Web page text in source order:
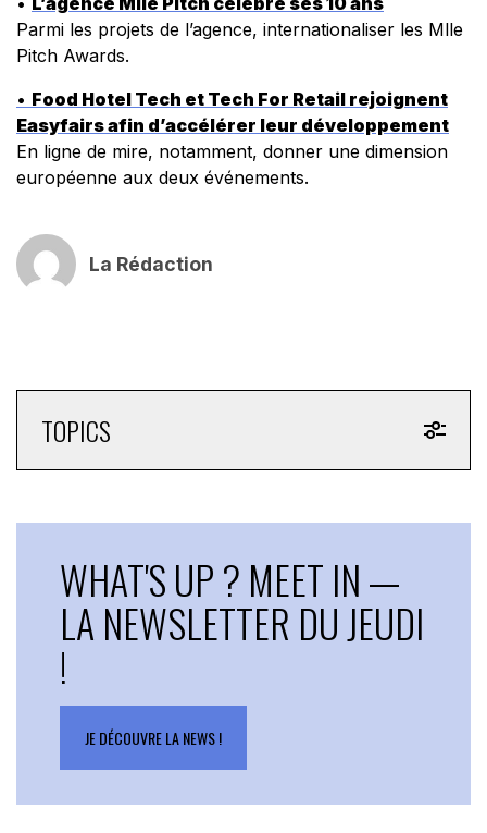
Parmi les projets de l’agence, internationaliser les Mlle
Pitch Awards.
• Food Hotel Tech et Tech For Retail rejoignent
Easyfairs afin d’accélérer leur développement
En ligne de mire, notamment, donner une dimension
européenne aux deux événements.
La Rédaction
TOPICS
WHAT'S UP ? MEET IN —
LA NEWSLETTER DU JEUDI
!
JE DÉCOUVRE LA NEWS !